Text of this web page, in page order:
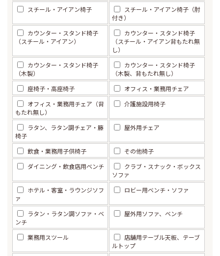
スチール・アイアン椅子
スチール・アイアン椅子（肘
付き）
カウンター・スタンド椅子
（スチール・アイアン）
カウンター・スタンド椅子
（スチール・アイアン背もたれ無
し）
カウンター・スタンド椅子
（木製）
カウンター・スタンド椅子
（木製、背もたれ無し）
座椅子・高座椅子
オフィス・業務用チェア
オフィス・業務用チェア（背
もたれ無し）
介護施設用椅子
ラタン、ラタン調チェア・籐
椅子
屋外用チェア
飲食・業務用子供椅子
その他椅子
ダイニング・飲食店用ベンチ
クラブ・スナック・ボックス
ソファ
ホテル・客室・ラウンジソフ
ァ
ロビー用ベンチ・ソファ
ラタン・ラタン調ソファ・ベ
ンチ
屋外用ソファ、ベンチ
業務用スツール
店舗用テーブル天板、テーブ
ルトップ